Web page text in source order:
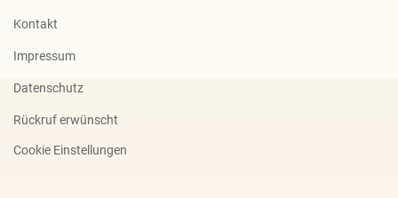
Kontakt
Impressum
Datenschutz
Rückruf erwünscht
Cookie Einstellungen